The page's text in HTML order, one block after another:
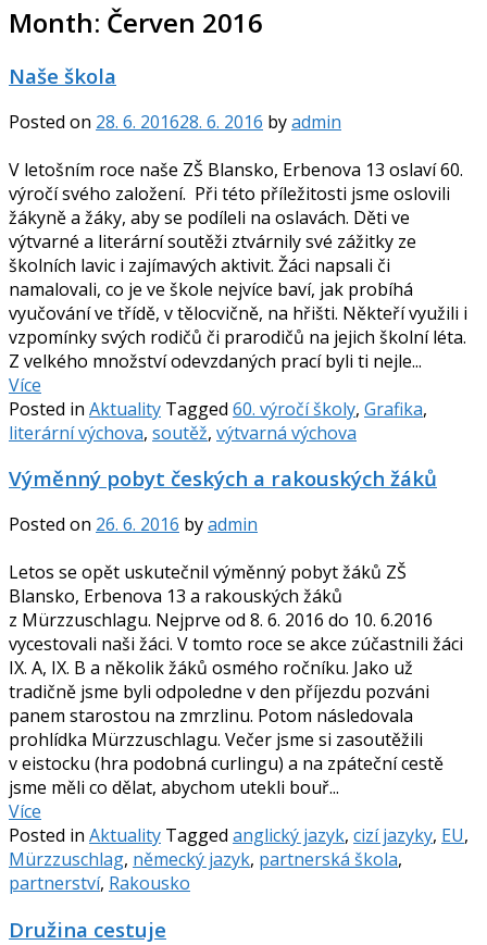
Month: Červen 2016
Naše škola
Posted on 28. 6. 201628. 6. 2016 byadmin
V letošním roce naše ZŠ Blansko, Erbenova 13 oslaví 60.
výročí svého založení. Při této příležitosti jsme oslovili
žákyně a žáky, aby se podíleli na oslavách. Děti ve
výtvarné a literární soutěži ztvárnily své zážitky ze
školních lavic i zajímavých aktivit. Žáci napsali či
namalovali, co je ve škole nejvíce baví, jak probíhá
vyučování ve třídě, v tělocvičně, na hřišti. Někteří využili i
vzpomínky svých rodičů či prarodičů na jejich školní léta.
Z velkého množství odevzdaných prací byli ti nejle...
Více
Posted in Aktuality Tagged 60. výročí školy, Grafika,
literární výchova, soutěž, výtvarná výchova
Výměnný pobyt českých a rakouských žáků
Posted on 26. 6. 2016 byadmin
Letos se opět uskutečnil výměnný pobyt žáků ZŠ
Blansko, Erbenova 13 a rakouských žáků
z Mürzzuschlagu. Nejprve od 8. 6. 2016 do 10. 6.2016
vycestovali naši žáci. V tomto roce se akce zúčastnili žáci
IX. A, IX. B a několik žáků osmého ročníku. Jako už
tradičně jsme byli odpoledne v den příjezdu pozváni
panem starostou na zmrzlinu. Potom následovala
prohlídka Mürzzuschlagu. Večer jsme si zasoutěžili
v eistocku (hra podobná curlingu) a na zpáteční cestě
jsme měli co dělat, abychom utekli bouř...
Více
Posted in Aktuality Tagged anglický jazyk, cizí jazyky, EU,
Mürzzuschlag, německý jazyk, partnerská škola,
partnerství, Rakousko
Družina cestuje